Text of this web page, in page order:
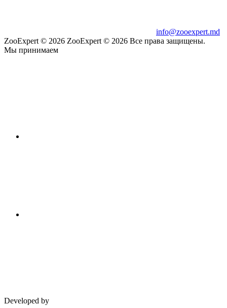
info@zooexpert.md
ZooExpert © 2026 ZooExpert © 2026 Все права защищены.
Мы принимаем
Developed by